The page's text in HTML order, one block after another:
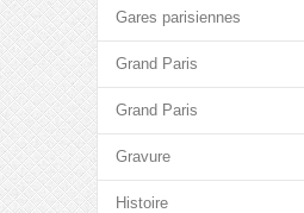
Gares parisiennes
Grand Paris
Grand Paris
Gravure
Histoire